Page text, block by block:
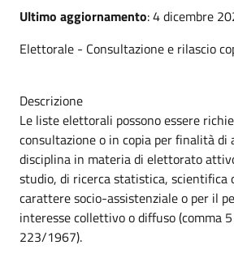
Ultimo aggiornamento: 4 dicembre
Elettorale - Consultazione e rilascio
Descrizione
Le liste elettorali possono essere
consultazione o in copia per finalità di
disciplina in materia di elettorato
studio, di ricerca statistica, scientifica
carattere socio-assistenziale o per il
interesse collettivo o diffuso (comma 5
223/1967).